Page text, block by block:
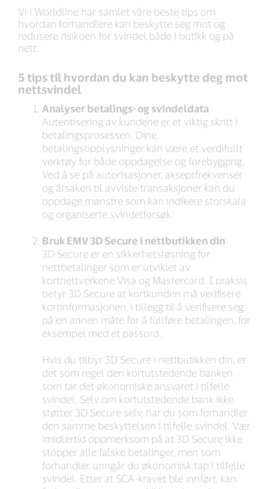
Vi i Worldline har samlet våre beste tips om
hvordan forhandlere kan beskytte seg mot og
redusere risikoen for svindel både i butikk og på
nett.
5 tips til hvordan du kan beskytte deg mot
nettsvindel
Analyser betalings- og svindeldata
Autentisering av kundene er et viktig skritt i
betalingsprosessen. Dine
betalingsopplysninger kan være et verdifullt
verktøy for både oppdagelse og forebygging.
Ved å se på autorisasjoner, akseptfrekvenser
og årsaken til avviste transaksjoner kan du
oppdage mønstre som kan indikere storskala
og organiserte svindelforsøk.
Bruk EMV 3D Secure i nettbutikken din
3D Secure er en sikkerhetsløsning for
nettbetalinger som er utviklet av
kortnettverkene Visa og Mastercard. I praksis
betyr 3D Secure at kortkunden må verifisere
kortinformasjonen, i tillegg til å verifisere seg
på en annen måte for å fullføre betalingen, for
eksempel med et passord.
Hvis du tilbyr 3D Secure i nettbutikken din, er
det som regel den kortutstedende banken
som tar det økonomiske ansvaret i tilfelle
svindel. Selv om kortutstedende bank ikke
støtter 3D Secure selv, har du som forhandler
den samme beskyttelsen i tilfelle svindel. Vær
imidlertid oppmerksom på at 3D Secure ikke
stopper alle falske betalinger, men som
forhandler unngår du økonomisk tap i tilfelle
svindel. Etter at SCA-kravet ble innført, kan